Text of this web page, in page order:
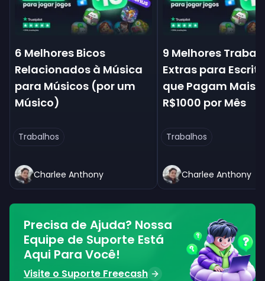
6 Melhores Bicos
Relacionados à Música
para Músicos (por um
Músico)
Trabalhos
Charlee Anthony
9 Melhores
Extras para
que Pagam Mais
R$1000 por Mês
Trabalhos
Charlee Anthony
Precisa de Ajuda? Nossa
Equipe de Suporte Está
Aqui Para Você!
Visite o Suporte Freecash